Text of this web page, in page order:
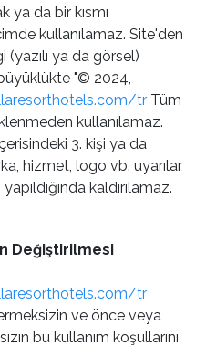
ya da bir kısmı
kullanılamaz. Site'den
(yazılı ya da görsel)
"© 2024,
tr Tüm
kullanılamaz.
3. kişi ya da
hizmet, logo vb. uyarılar
kaldırılamaz.
Değiştirilmesi
tr
ve önce veya
bu kullanım koşullarını